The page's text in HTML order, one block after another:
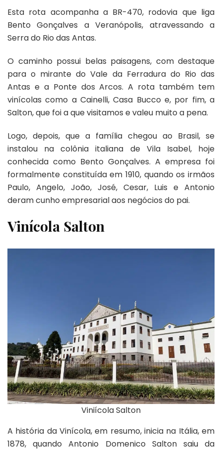
Esta rota acompanha a BR-470, rodovia que liga
Bento Gonçalves a Veranópolis, atravessando a
Serra do Rio das Antas.
O caminho possui belas paisagens, com destaque
para o mirante do Vale da Ferradura do Rio das
Antas e a Ponte dos Arcos. A rota também tem
vinícolas como a Cainelli, Casa Bucco e, por fim, a
Salton, que foi a que visitamos e valeu muito a pena.
Logo, depois, que a família chegou ao Brasil, se
instalou na colônia italiana de Vila Isabel, hoje
conhecida como Bento Gonçalves. A empresa foi
formalmente constituída em 1910, quando os irmãos
Paulo, Angelo, João, José, Cesar, Luis e Antonio
deram cunho empresarial aos negócios do pai.
Vinícola Salton
Viniícola Salton
A história da Vinícola, em resumo, inicia na Itália, em
1878, quando Antonio Domenico Salton saiu da